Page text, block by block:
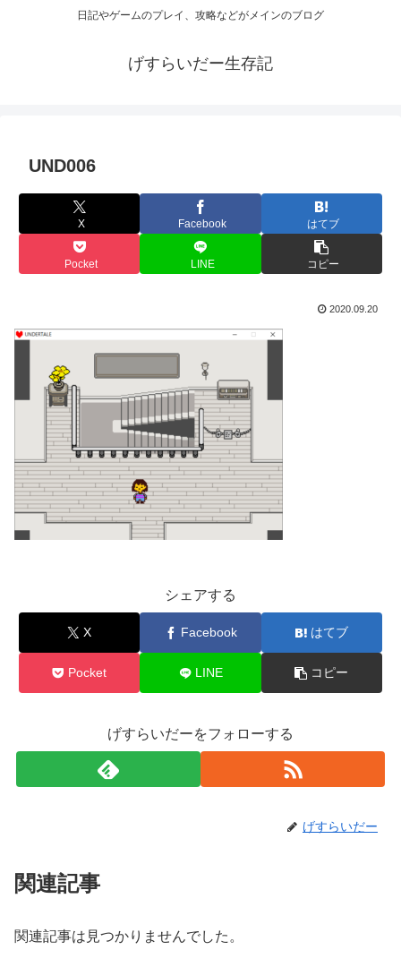
日記やゲームのプレイ、攻略などがメインのブログ
げすらいだー生存記
UND006
X Facebook はてブ
Pocket LINE コピー
2020.09.20
シェアする
X Facebook はてブ
Pocket LINE コピー
げすらいだーをフォローする
げすらいだー
関連記事
関連記事は見つかりませんでした。